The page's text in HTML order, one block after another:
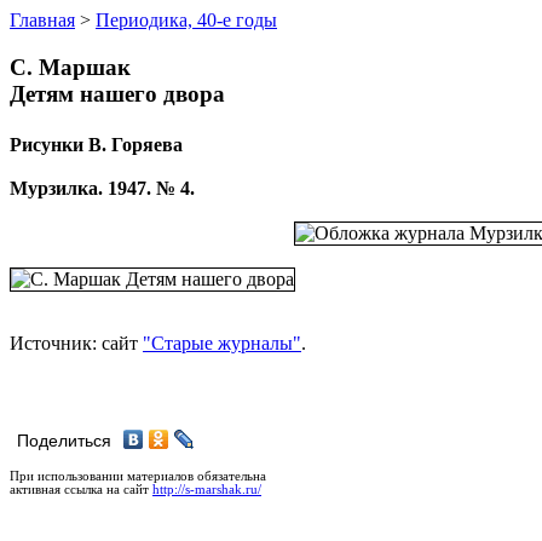
Главная > Периодика, 40-е годы
С. Маршак
Детям нашего двора
Рисунки В. Горяева
Мурзилка. 1947. № 4.
Источник: сайт "Старые журналы".
Поделиться
При использовании материалов обязательна
активная ссылка на сайт http://s-marshak.ru/